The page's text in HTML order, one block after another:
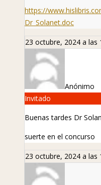
https://
Dr_Solanet.doc
23 octubre, 2024 a las
Anónimo
Invitado
Buenas tardes Dr
suerte en el concurso
23 octubre, 2024 a las